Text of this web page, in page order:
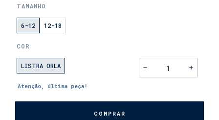
TAMANHO
6-12 12-18
COR
LISTRA ORLA
Atenção, última peça!